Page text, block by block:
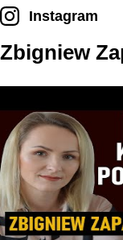
Instagram
Zbigniew